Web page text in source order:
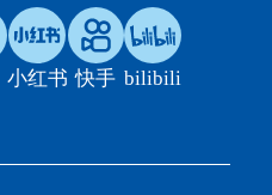
小红书 快手 bilibili